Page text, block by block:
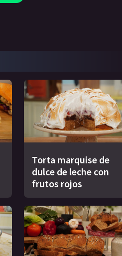
Torta marquise de
dulce de leche con
frutos rojos